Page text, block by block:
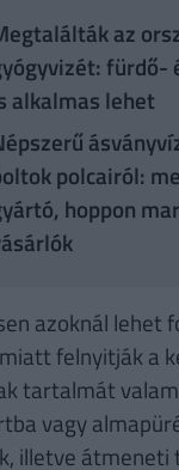
az
fürdő-
alkalmas lehet
polcairól:
hoppon
azoknál lehet
felnyitják a
tartalmát
vagy
illetve